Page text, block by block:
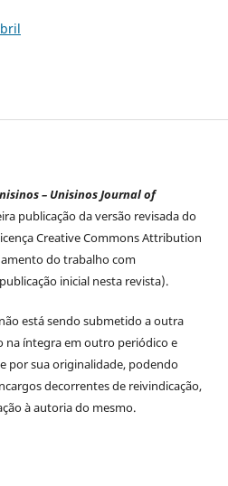
– Unisinos Journal of
publicação da versão revisada do
Creative Commons Attribution
do trabalho com
inicial nesta revista).
está sendo submetido a outra
na íntegra em outro periódico e
por sua originalidade, podendo
decorrentes de reivindicação,
à autoria do mesmo.